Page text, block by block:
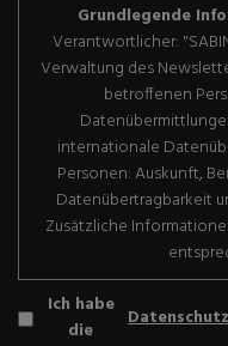
Grundlegende
Verantwortlicher:
Verwaltung des
betroffenen
internationale
Personen: Auskunft,
Datenübertragbarkeit
Zusätzliche
Ich habe
die